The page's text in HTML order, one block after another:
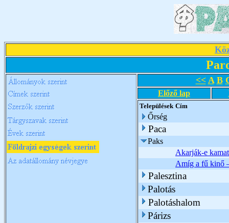
<< A B
Előző lap
Települések Cím
Őrség
Paca
Paks
Akarják-e
Amíg a fű kinő
Palesztina
Palotás
Palotáshalom
Párizs